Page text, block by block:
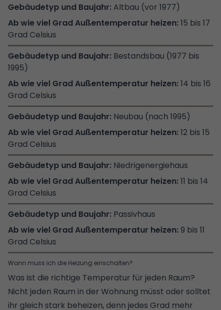
Altbau (vor 1977)
15 bis 17
Grad Celsius
Bestandsbau (1977 bis
1995)
14 bis 16
Grad Celsius
Neubau (nach 1995)
12 bis 15
Grad Celsius
Niedrigenergiehaus
11 bis 14
Grad Celsius
Passivhaus
9 bis 11
Grad Celsius
Wann muss ich die Heizung einschalten?
Was ist die richtige Temperatur für jeden Raum?
Nicht jeden Raum in der Wohnung müsst oder solltet
ihr gleich stark beheizen, denn jedes Grad mehr